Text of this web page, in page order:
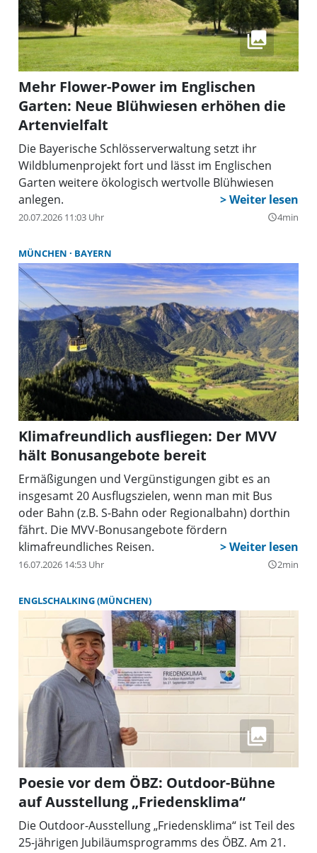
Mehr Flower-Power im Englischen
Garten: Neue Blühwiesen erhöhen die
Artenvielfalt
Die Bayerische Schlösserverwaltung setzt ihr
Wildblumenprojekt fort und lässt im Englischen
Garten weitere ökologisch wertvolle Blühwiesen
anlegen.
20.07.2026 11:03 Uhr query_builder4min
MÜNCHEN BAYERN
Klimafreundlich ausfliegen: Der MVV
hält Bonusangebote bereit
Ermäßigungen und Vergünstigungen gibt es an
insgesamt 20 Ausflugszielen, wenn man mit Bus
oder Bahn (z.B. S-Bahn oder Regionalbahn) dorthin
fährt. Die MVV-Bonusangebote fördern
klimafreundliches Reisen.
16.07.2026 14:53 Uhr query_builder2min
ENGLSCHALKING (MÜNCHEN)
Poesie vor dem ÖBZ: Outdoor-Bühne
auf Ausstellung „Friedensklima“
Die Outdoor-Ausstellung „Friedensklima“ ist Teil des
25-jährigen Jubiläumsprogramms des ÖBZ. Am 21.